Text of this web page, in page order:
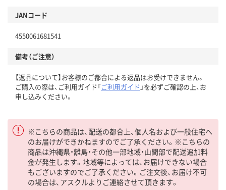
JANコード
4550061681541
備考（ご注意）
【返品について】お客様のご都合による返品はお受けできません。
ご購入の際は、ご利用ガイド「ご利用ガイド 」を必ずご確認の上、お
申し込みください。
※こちらの商品は、配送の都合上、個人名および一般住宅へ
のお届けができかねますのでご了承ください。※こちらの
商品は沖縄県・離島・その他一部地域・山間部で配送追加料
金が発生します。地域等によっては、お届けできない場合
もございますのでご了承ください。ご注文後、お届け不可
の場合は、アスクルよりご連絡させて頂きます。